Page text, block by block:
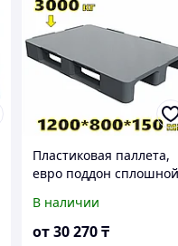
Пластиковая паллета,
евро поддон сплошной
полозьях серый
2.105F.91.Q
В наличии
от 30 270 ₸